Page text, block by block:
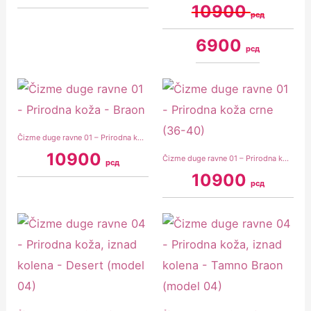
10900рсд
6900рсд
Čizme duge ravne 01 – Prirodna koža – Braon
10900рсд Čizme duge ravne 01 – Prirodna koža crne (36-40)
10900 рсд